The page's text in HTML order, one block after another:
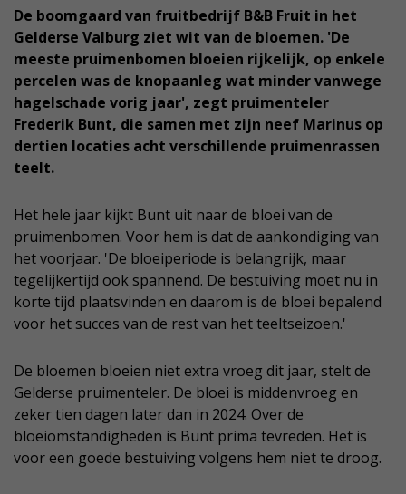
De boomgaard van fruitbedrijf B&B Fruit in het
Gelderse Valburg ziet wit van de bloemen. 'De
meeste pruimenbomen bloeien rijkelijk, op enkele
percelen was de knopaanleg wat minder vanwege
hagelschade vorig jaar', zegt pruimenteler
Frederik Bunt, die samen met zijn neef Marinus op
dertien locaties acht verschillende pruimenrassen
teelt.
Het hele jaar kijkt Bunt uit naar de bloei van de
pruimenbomen. Voor hem is dat de aankondiging van
het voorjaar. 'De bloeiperiode is belangrijk, maar
tegelijkertijd ook spannend. De bestuiving moet nu in
korte tijd plaatsvinden en daarom is de bloei bepalend
voor het succes van de rest van het teeltseizoen.'
De bloemen bloeien niet extra vroeg dit jaar, stelt de
Gelderse pruimenteler. De bloei is middenvroeg en
zeker tien dagen later dan in 2024. Over de
bloeiomstandigheden is Bunt prima tevreden. Het is
voor een goede bestuiving volgens hem niet te droog.